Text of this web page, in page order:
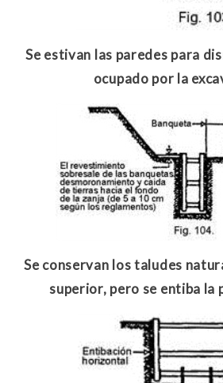
Se estivan las paredes para
ocupado por la
Se conservan los taludes
superior, pero se entiba